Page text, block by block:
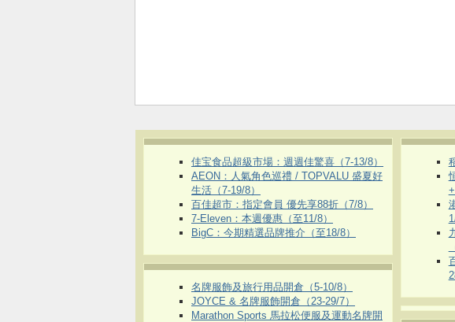
佳宝食品超級市場：週週佳驚喜（7-13/8）
AEON：人氣角色巡禮 / TOPVALU 盛夏好
生活（7-19/8）
百佳超市：指定會員 優先享88折（7/8）
7-Eleven：本週優惠（至11/8）
BigC：今期精選品牌推介（至18/8）
名牌服飾及旅行用品開倉（5-10/8）
JOYCE & 名牌服飾開倉（23-29/7）
Marathon Sports 馬拉松便服及運動名牌開